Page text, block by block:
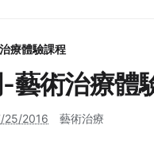
療體驗課程
藝術治療體
25/2016 藝術治療